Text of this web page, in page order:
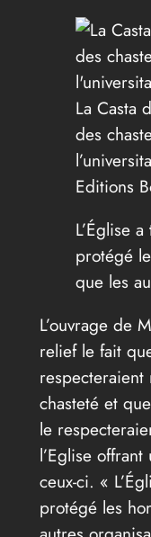
La Casta
des
Editions
L’Église
protégé
que les
L’ouvrage de
relief le fait
chasteté et
le
l’Eglise
ceux-ci. «
protégé les